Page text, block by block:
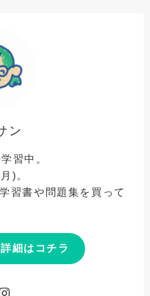
ン
習中。
)。
習書や問題集を買って
細はコチラ